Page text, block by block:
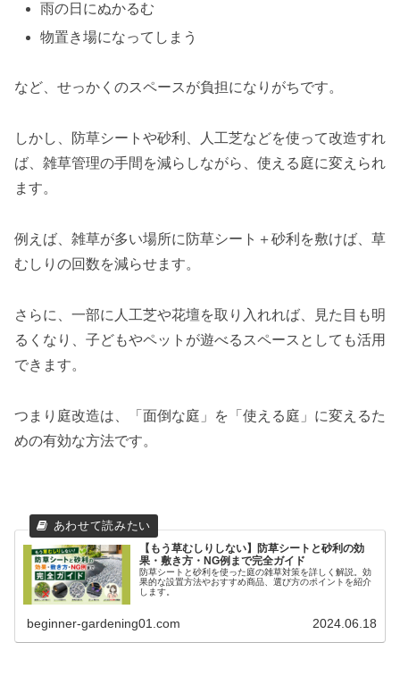
雨の日にぬかるむ
物置き場になってしまう
など、せっかくのスペースが負担になりがちです。
しかし、防草シートや砂利、人工芝などを使って改造すれ
ば、雑草管理の手間を減らしながら、使える庭に変えられ
ます。
例えば、雑草が多い場所に防草シート＋砂利を敷けば、草
むしりの回数を減らせます。
さらに、一部に人工芝や花壇を取り入れれば、見た目も明
るくなり、子どもやペットが遊べるスペースとしても活用
できます。
つまり庭改造は、「面倒な庭」を「使える庭」に変えるた
めの有効な方法です。
【もう草むしりしない】防草シートと砂利の効
果・敷き方・NG例まで完全ガイド
防草シートと砂利を使った庭の雑草対策を詳しく解説。効
果的な設置方法やおすすめ商品、選び方のポイントを紹介
します。
beginner-gardening01.com 2024.06.18